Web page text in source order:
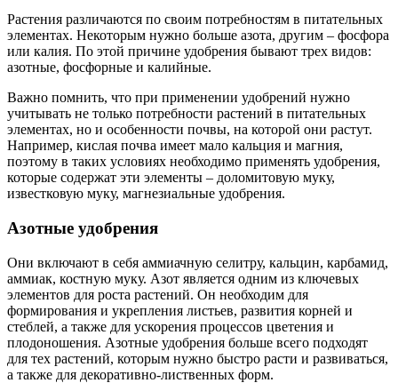
Растения различаются по своим потребностям в питательных
элементах. Некоторым нужно больше азота, другим – фосфора
или калия. По этой причине удобрения бывают трех видов:
азотные, фосфорные и калийные.
Важно помнить, что при применении удобрений нужно
учитывать не только потребности растений в питательных
элементах, но и особенности почвы, на которой они растут.
Например, кислая почва имеет мало кальция и магния,
поэтому в таких условиях необходимо применять удобрения,
которые содержат эти элементы – доломитовую муку,
известковую муку, магнезиальные удобрения.
Азотные удобрения
Они включают в себя аммиачную селитру, кальцин, карбамид,
аммиак, костную муку. Азот является одним из ключевых
элементов для роста растений. Он необходим для
формирования и укрепления листьев, развития корней и
стеблей, а также для ускорения процессов цветения и
плодоношения. Азотные удобрения больше всего подходят
для тех растений, которым нужно быстро расти и развиваться,
а также для декоративно-лиственных форм.